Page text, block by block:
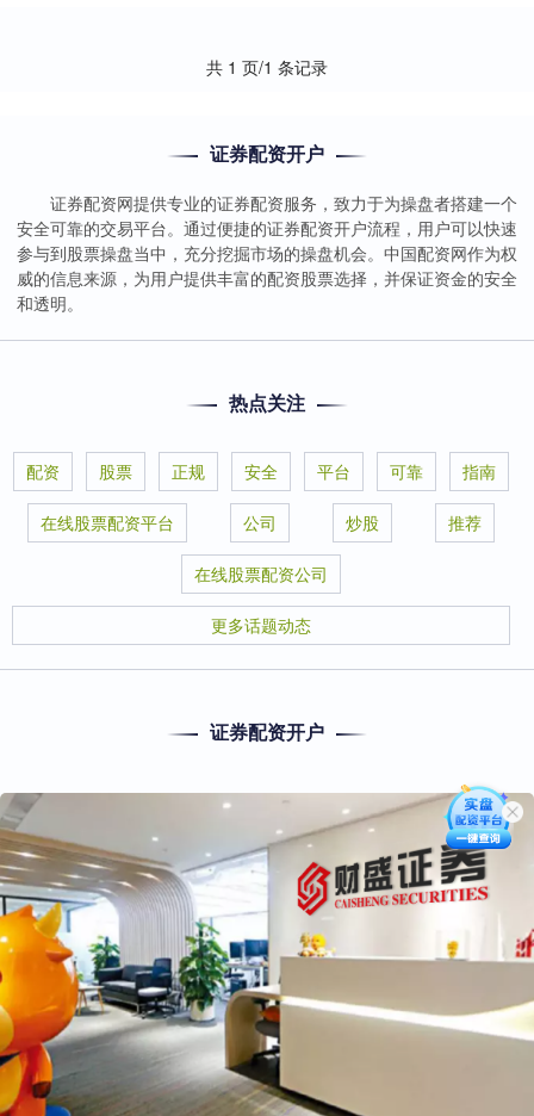
共 1 页/1 条记录
证券配资开户
证券配资网提供专业的证券配资服务，致力于为操盘者搭建一个
安全可靠的交易平台。通过便捷的证券配资开户流程，用户可以快速
参与到股票操盘当中，充分挖掘市场的操盘机会。中国配资网作为权
威的信息来源，为用户提供丰富的配资股票选择，并保证资金的安全
和透明。
热点关注
配资 股票 正规 安全 平台 可靠 指南
在线股票配资平台 公司 炒股 推荐
在线股票配资公司
更多话题动态
证券配资开户